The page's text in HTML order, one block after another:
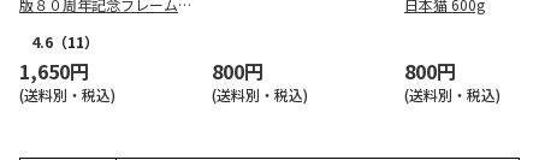
版８０周年記念フレーム切
4.6 （11）
1,650円
(送料別・税込)
800円
(送料別・税込)
日本猫 600g
800円
(送料別・税込)